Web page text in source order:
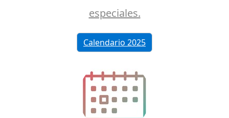
especiales.
Calendario 2025